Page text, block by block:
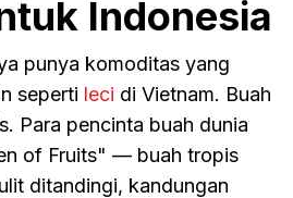
Indonesia
punya komoditas yang
seperti leci di Vietnam. Buah
Para pencinta buah dunia
of Fruits" — buah tropis
ditandingi, kandungan